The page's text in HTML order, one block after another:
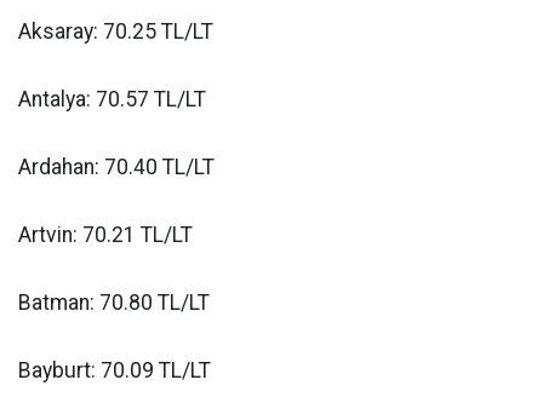
Aksaray: 70.25 TL/LT
Antalya: 70.57 TL/LT
Ardahan: 70.40 TL/LT
Artvin: 70.21 TL/LT
Batman: 70.80 TL/LT
Bayburt: 70.09 TL/LT